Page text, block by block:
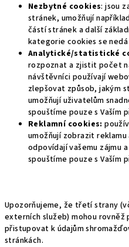
Nezbytné cookies: jsou
stránek, umožňují
částí stránek a další
kategorie cookies se
Analytické/statistické
rozpoznat a zjistit počet
návštěvníci používají
zlepšovat způsob, jakým
umožňují uživatelům
spouštíme pouze s Vaším
Reklamní cookies:
umožňují zobrazit
odpovídají vašemu zájmu
spouštíme pouze s Vaším
Upozorňujeme, že třetí strany
externích služeb) mohou
přistupovat k údajům
stránkách.